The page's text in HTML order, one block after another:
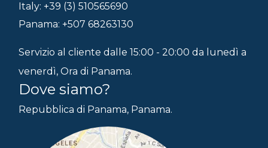
Italy: +39 (3) 510565690
Panama: +507 68263130
Servizio al cliente dalle 15:00 - 20:00 da lunedì a
venerdì, Ora di Panama.
Dove siamo?
Repubblica di Panama, Panama.